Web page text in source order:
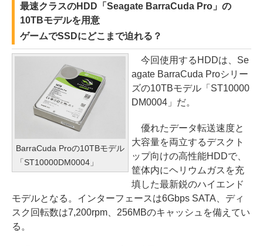
最速クラスのHDD「Seagate BarraCuda Pro」の
10TBモデルを用意
ゲームでSSDにどこまで迫れる？
BarraCuda Proの10TBモデル
「ST10000DM0004」
今回使用するHDDは、Se
agate BarraCuda Proシリー
ズの10TBモデル「ST10000
DM0004」だ。
優れたデータ転送速度と
大容量を両立するデスクト
ップ向けの高性能HDDで、
筐体内にヘリウムガスを充
填した最新鋭のハイエンド
モデルとなる。インターフェースは6Gbps SATA、ディ
スク回転数は7,200rpm、256MBのキャッシュを備えてい
る。